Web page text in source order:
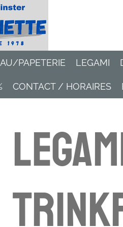
PAPETERIE LEGAMI
CONTACT / HORAIRES